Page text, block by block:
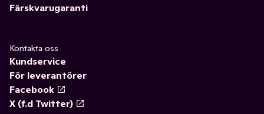
Färskvarugaranti
Kontakta oss
Kundservice
För leverantörer
Facebook
X (f.d Twitter)